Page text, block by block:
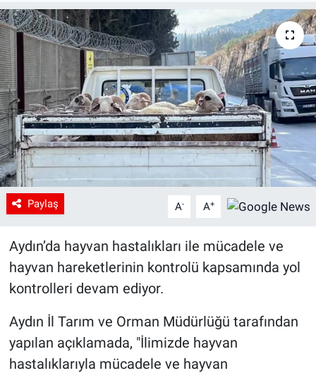
Paylaş A- A+
Aydın’da hayvan hastalıkları ile mücadele ve
hayvan hareketlerinin kontrolü kapsamında yol
kontrolleri devam ediyor.
Aydın İl Tarım ve Orman Müdürlüğü tarafından
yapılan açıklamada, "İlimizde hayvan
hastalıklarıyla mücadele ve hayvan